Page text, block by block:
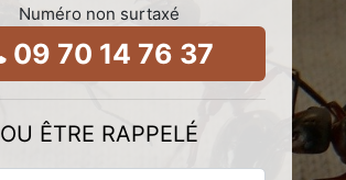
Numéro non surtaxé
09 70 14 76 37
OU ÊTRE RAPPELÉ